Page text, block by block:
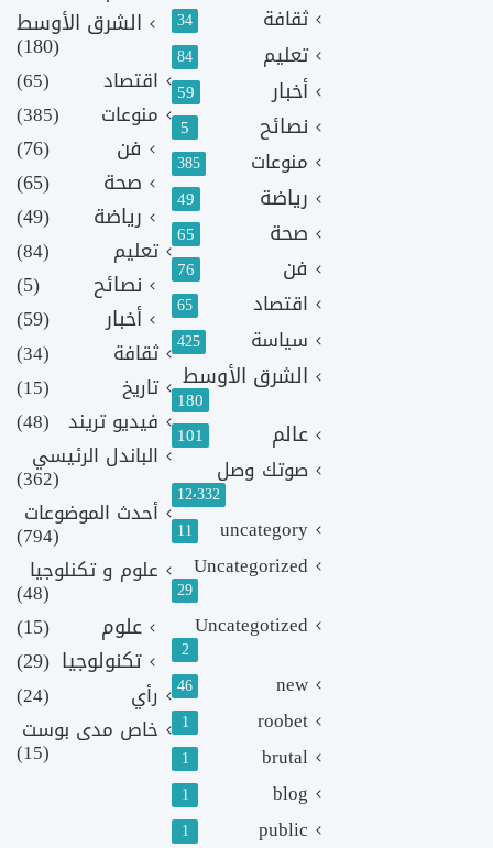
ثقافة 34
تعليم 84
أخبار 59
نصائح 5
منوعات 385
رياضة 49
صحة 65
فن 76
اقتصاد 65
سياسة 425
الشرق الأوسط
180
عالم 101
صوتك وصل
12٬332
uncategory
11
Uncategorized
29
Uncategotized
2
new
46
roobet
1
brutal
1
blog
1
public
1
الشرق الأوسط
(180)
اقتصاد
(65)
منوعات
(385)
فن
(76)
صحة
(65)
رياضة
(49)
تعليم (84)
نصائح
(5)
أخبار
(59)
ثقافة
(34)
تاريخ
(15)
فيديو تريند (48)
الباندل الرئيسي
(362)
أحدث الموضوعات
(794)
علوم و تكنلوجيا
(48)
علوم
(15)
تكنولوجيا (29)
رأي
(24)
خاص مدى بوست
(15)